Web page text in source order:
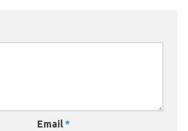
Email*